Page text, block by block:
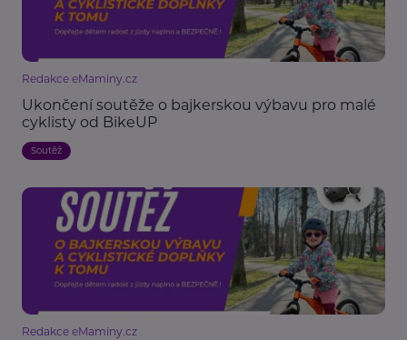
Redakce eMaminy.cz
Ukončení soutěže o bajkerskou výbavu pro malé
cyklisty od BikeUP
Soutěž
Redakce eMaminy.cz